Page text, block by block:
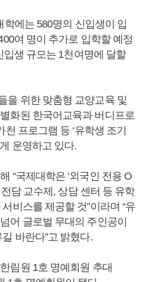
에는 580명의 신입생이 입
여 명이 추가로 입학할 예정
입생 규모는 1천여명에 달할
을 위한 맞춤형 교양교육 및
화된 한국어교육과 버디프로
프로그램 등 ‘유학생 조기
운영하고 있다.
“국제대학은 ‘외국인 전용 O
담 교수제, 상담 센터 등 유학
비스를 제공할 것”이라며 “유
어 글로벌 무대의 주인공이
바란다”고 밝혔다.
림원 1호 명예회원 추대